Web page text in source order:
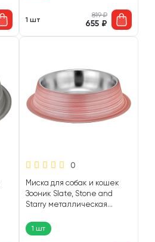
1 шт
819₽
655 ₽
0
Миска для собак и кошек
Зооник Slate, Stone and
Starry металлическая
0,25 л (1 шт)
1 шт